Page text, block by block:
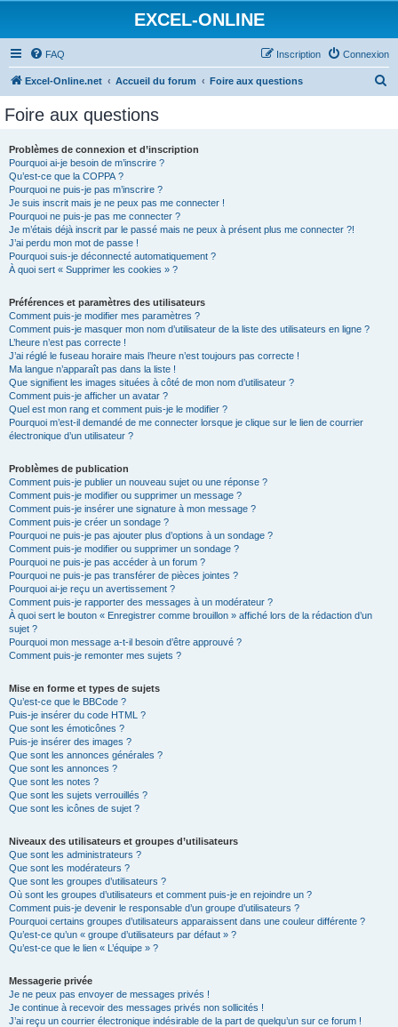
EXCEL-ONLINE
FAQ Connexion
Inscription
Excel-Online.net Accueil du forum Foire aux questions
Foire aux questions
Problèmes de connexion et d’inscription
Pourquoi ai-je besoin de m’inscrire ?
Qu’est-ce que la COPPA ?
Pourquoi ne puis-je pas m’inscrire ?
Je suis inscrit mais je ne peux pas me connecter !
Pourquoi ne puis-je pas me connecter ?
Je m’étais déjà inscrit par le passé mais ne peux à présent plus me connecter ?!
J’ai perdu mon mot de passe !
Pourquoi suis-je déconnecté automatiquement ?
À quoi sert « Supprimer les cookies » ?
Préférences et paramètres des utilisateurs
Comment puis-je modifier mes paramètres ?
Comment puis-je masquer mon nom d’utilisateur de la liste des utilisateurs en ligne ?
L’heure n’est pas correcte !
J’ai réglé le fuseau horaire mais l’heure n’est toujours pas correcte !
Ma langue n’apparaît pas dans la liste !
Que signifient les images situées à côté de mon nom d’utilisateur ?
Comment puis-je afficher un avatar ?
Quel est mon rang et comment puis-je le modifier ?
Pourquoi m’est-il demandé de me connecter lorsque je clique sur le lien de courrier
électronique d’un utilisateur ?
Problèmes de publication
Comment puis-je publier un nouveau sujet ou une réponse ?
Comment puis-je modifier ou supprimer un message ?
Comment puis-je insérer une signature à mon message ?
Comment puis-je créer un sondage ?
Pourquoi ne puis-je pas ajouter plus d’options à un sondage ?
Comment puis-je modifier ou supprimer un sondage ?
Pourquoi ne puis-je pas accéder à un forum ?
Pourquoi ne puis-je pas transférer de pièces jointes ?
Pourquoi ai-je reçu un avertissement ?
Comment puis-je rapporter des messages à un modérateur ?
À quoi sert le bouton « Enregistrer comme brouillon » affiché lors de la rédaction d’un
sujet ?
Pourquoi mon message a-t-il besoin d’être approuvé ?
Comment puis-je remonter mes sujets ?
Mise en forme et types de sujets
Qu’est-ce que le BBCode ?
Puis-je insérer du code HTML ?
Que sont les émoticônes ?
Puis-je insérer des images ?
Que sont les annonces générales ?
Que sont les annonces ?
Que sont les notes ?
Que sont les sujets verrouillés ?
Que sont les icônes de sujet ?
Niveaux des utilisateurs et groupes d’utilisateurs
Que sont les administrateurs ?
Que sont les modérateurs ?
Que sont les groupes d’utilisateurs ?
Où sont les groupes d’utilisateurs et comment puis-je en rejoindre un ?
Comment puis-je devenir le responsable d’un groupe d’utilisateurs ?
Pourquoi certains groupes d’utilisateurs apparaissent dans une couleur différente ?
Qu’est-ce qu’un « groupe d’utilisateurs par défaut » ?
Qu’est-ce que le lien « L’équipe » ?
Messagerie privée
Je ne peux pas envoyer de messages privés !
Je continue à recevoir des messages privés non sollicités !
J’ai reçu un courrier électronique indésirable de la part de quelqu’un sur ce forum !